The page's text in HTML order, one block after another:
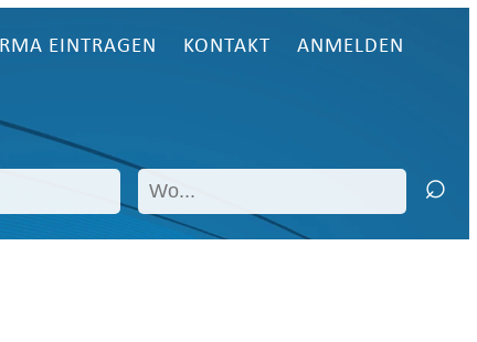
EINTRAGEN KONTAKT ANMELDEN